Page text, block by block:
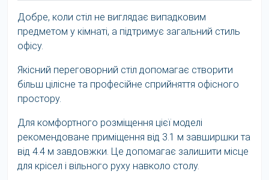
Добре, коли стіл не виглядає випадковим
предметом у кімнаті, а підтримує загальний стиль
офісу.
Якісний переговорний стіл допомагає створити
більш цілісне та професійне сприйняття офісного
простору.
Для комфортного розміщення цієї моделі
рекомендоване приміщення від 3.1 м завширшки та
від 4.4 м завдовжки. Це допомагає залишити місце
для крісел і вільного руху навколо столу.